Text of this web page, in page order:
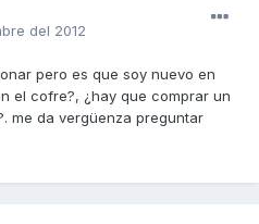
del 2012
pero es que soy nuevo en
el cofre?, ¿hay que comprar un
me da vergüenza preguntar